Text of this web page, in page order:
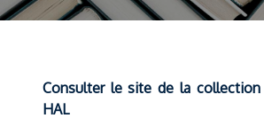
Consulter le site de la collection
HAL